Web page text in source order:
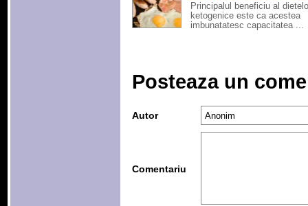
Principalul beneficiu al
ketogenice este ca acestea
imbunatatesc capacitatea ...
Posteaza un
Autor
Comentariu